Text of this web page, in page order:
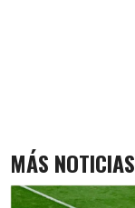
MÁS NOTICIAS